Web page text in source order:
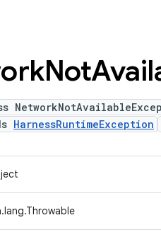
Not
HarnessRuntimeException